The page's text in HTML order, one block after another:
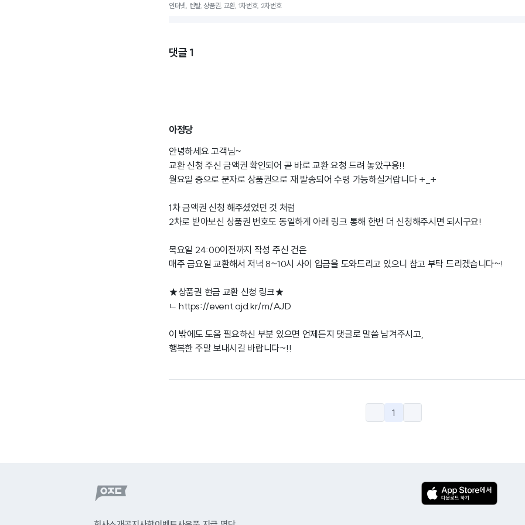
인터넷, 렌탈, 상품권, 교환, 1차번호, 2차번호
댓글 1
아정당
안녕하세요 고객님~
교환 신청 주신 금액권 확인되어 곧 바로 교환 요청 드려 놓았구용!!
월요일 중으로 문자로 상품권으로 재 발송되어 수령 가능하실거랍니다 +_+
1차 금액권 신청 해주셨었던 것 처럼
2차로 받아보신 상품권 번호도 동일하게 아래 링크 통해 한번 더 신청해주시면 되시구요!
목요일 24:00이전까지 작성 주신 건은
매주 금요일 교환해서 저녁 8~10시 사이 입금을 도와드리고 있으니 참고 부탁 드리겠습니다~!
★상품권 현금 교환 신청 링크★
ㄴhttps://event.ajd.kr/m/AJD
이 밖에도 도움 필요하신 부분 있으면 언제든지 댓글로 말씀 남겨주시고,
행복한 주말 보내시길 바랍니다~!!
1